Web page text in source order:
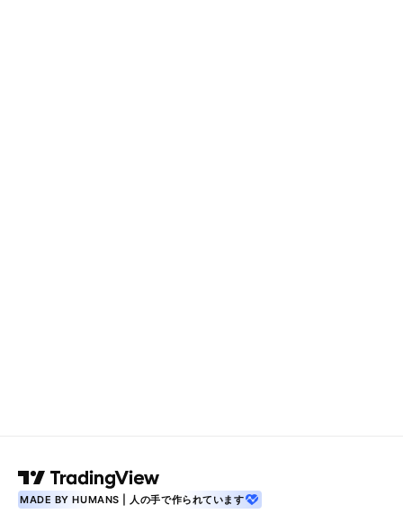
MADE BY HUMANS | 人の手で作られています